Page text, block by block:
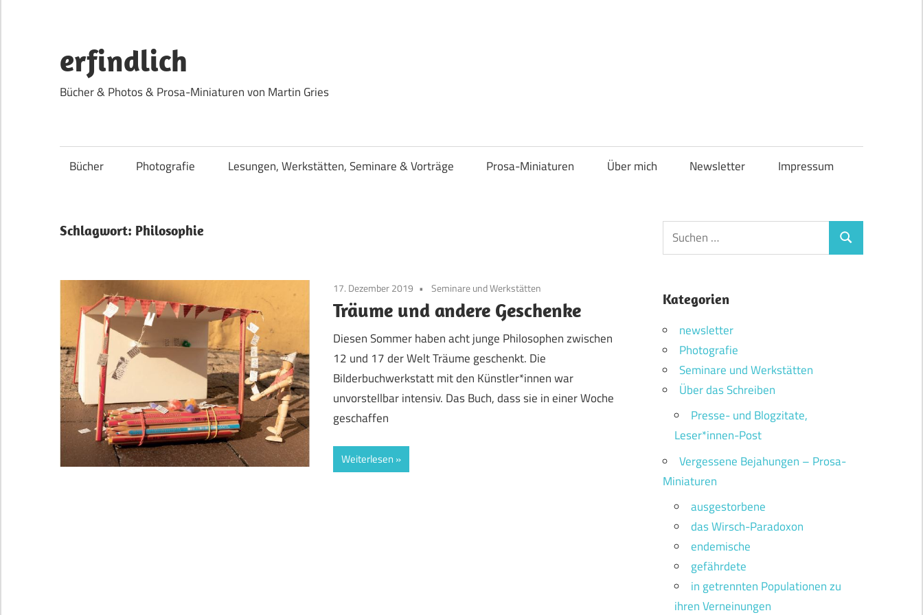
springen
erfindlich
Bücher & Photos & Prosa-Miniaturen von Martin Gries
Bücher Photografie Lesungen, Werkstätten, Seminare & Vorträge Prosa-Miniaturen Über mich Newsletter Impressum
Schlagwort: Philosophie
17. Dezember 2019 Seminare und Werkstätten
Träume und andere Geschenke
Diesen Sommer haben acht junge Philosophen zwischen
12 und 17 der Welt Träume geschenkt. Die
Bilderbuchwerkstatt mit den Künstler*innen war
unvorstellbar intensiv. Das Buch, dass sie in einer Woche
geschaffen
Weiterlesen
Suchen
nach:
Suchen
Kategorien
newsletter
Photografie
Seminare und Werkstätten
Über das Schreiben
Presse- und Blogzitate,
Leser*innen-Post
Vergessene Bejahungen – Prosa-
Miniaturen
ausgestorbene
das Wirsch-Paradoxon
endemische
gefährdete
in getrennten Populationen zu
ihren Verneinungen